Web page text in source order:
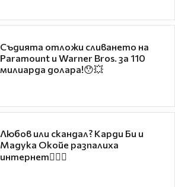
Съдията отложи сливането на
Paramount и Warner Bros. за 110
милиарда долара!😯💥
Любов или скандал? Карди Би и
Мадука Окойе разпалиха
интернет❤️‍🔥🔥